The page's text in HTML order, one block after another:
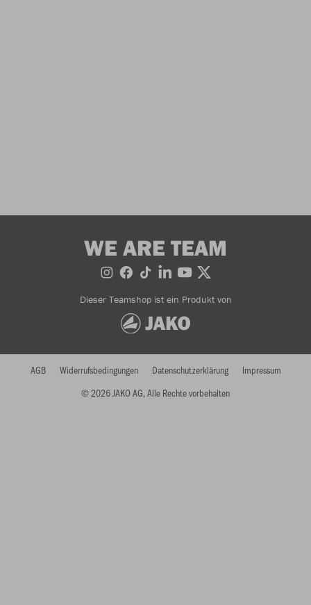
WE ARE TEAM
Dieser Teamshop ist ein Produkt von
© 2026 JAKO AG, Alle Rechte vorbehalten
AGB Widerrufsbedingungen Datenschutzerklärung Impressum